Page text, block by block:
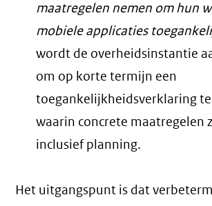
maatregelen nemen om hun
mobiele applicaties
wordt de overheidsinstantie
om op korte termijn een
toegankelijkheidsverklaring
waarin concrete maatregelen
inclusief planning.
Het uitgangspunt is dat